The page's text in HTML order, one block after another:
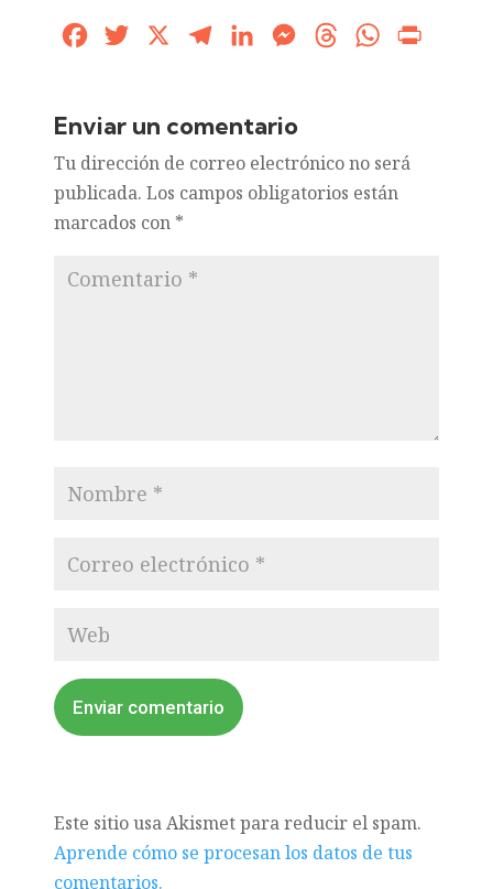
FacebookTwitter TelegramLinkedInMessengerThreadsWhatsApp
Enviar un comentario
Tu dirección de correo electrónico no será
publicada. Los campos obligatorios están
marcados con *
Enviar comentario
Este sitio usa Akismet para reducir el spam.
Aprende cómo se procesan los datos de tus
comentarios.